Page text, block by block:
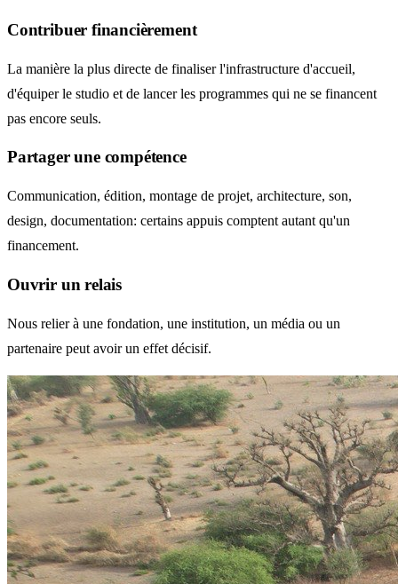
Contribuer financièrement
La manière la plus directe de finaliser l'infrastructure d'accueil,
d'équiper le studio et de lancer les programmes qui ne se financent
pas encore seuls.
Partager une compétence
Communication, édition, montage de projet, architecture, son,
design, documentation: certains appuis comptent autant qu'un
financement.
Ouvrir un relais
Nous relier à une fondation, une institution, un média ou un
partenaire peut avoir un effet décisif.